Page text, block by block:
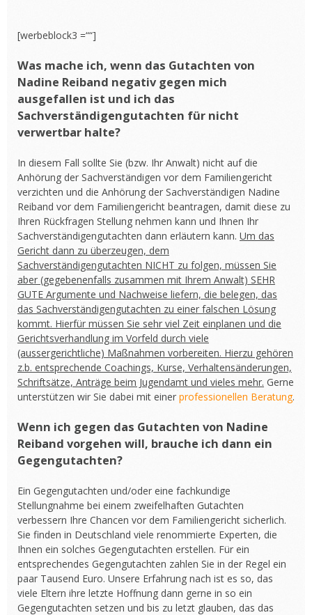
[werbeblock3 =““]
Was mache ich, wenn das Gutachten von
Nadine Reiband negativ gegen mich
ausgefallen ist und ich das
Sachverständigengutachten für nicht
verwertbar halte?
In diesem Fall sollte Sie (bzw. Ihr Anwalt) nicht auf die
Anhörung der Sachverständigen vor dem Familiengericht
verzichten und die Anhörung der Sachverständigen Nadine
Reiband vor dem Familiengericht beantragen, damit diese zu
Ihren Rückfragen Stellung nehmen kann und Ihnen Ihr
Sachverständigengutachten dann erläutern kann. Um das
Gericht dann zu überzeugen, dem
Sachverständigengutachten NICHT zu folgen, müssen Sie
aber (gegebenenfalls zusammen mit Ihrem Anwalt) SEHR
GUTE Argumente und Nachweise liefern, die belegen, das
das Sachverständigengutachten zu einer falschen Lösung
kommt. Hierfür müssen Sie sehr viel Zeit einplanen und die
Gerichtsverhandlung im Vorfeld durch viele
(aussergerichtliche) Maßnahmen vorbereiten. Hierzu gehören
z.b. entsprechende Coachings, Kurse, Verhaltensänderungen,
Schriftsätze, Anträge beim Jugendamt und vieles mehr. Gerne
unterstützen wir Sie dabei mit einer professionellen Beratung.
Wenn ich gegen das Gutachten von Nadine
Reiband vorgehen will, brauche ich dann ein
Gegengutachten?
Ein Gegengutachten und/oder eine fachkundige
Stellungnahme bei einem zweifelhaften Gutachten
verbessern Ihre Chancen vor dem Familiengericht sicherlich.
Sie finden in Deutschland viele renommierte Experten, die
Ihnen ein solches Gegengutachten erstellen. Für ein
entsprechendes Gegengutachten zahlen Sie in der Regel ein
paar Tausend Euro. Unsere Erfahrung nach ist es so, das
viele Eltern ihre letzte Hoffnung dann gerne in so ein
Gegengutachten setzen und bis zu letzt glauben, das das